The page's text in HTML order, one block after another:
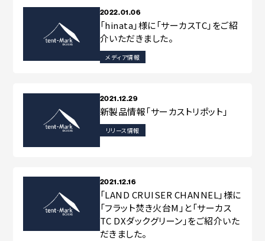
2022.01.06
「hinata」様に「サーカスTC」をご紹
介いただきました。
メディア情報
2021.12.29
新製品情報「サーカストリポット」
リリース情報
2021.12.16
「LAND CRUISER CHANNEL」様に
「フラット焚き火台M」と「サーカス
TC DXダックグリーン」をご紹介いた
だきました。